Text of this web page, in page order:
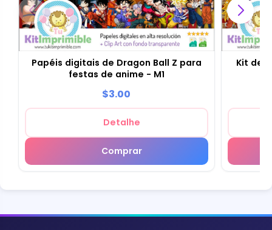
Papéis digitais de Dragon Ball Z para
festas de anime - M1
$3.00
Detalhe
Comprar
Kit de